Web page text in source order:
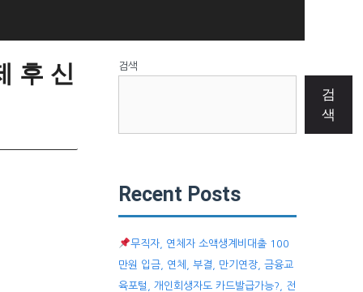
후 신
검색
검
색
Recent Posts
무직자, 연체자 소액생계비대출 100
만원 입금, 연체, 부결, 만기연장, 금융교
육포털, 개인회생자도 카드발급가능?, 전